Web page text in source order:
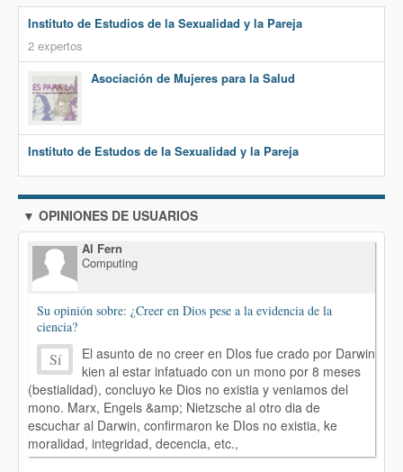
Instituto de Estudios de la Sexualidad y la Pareja
2 expertos
Asociación de Mujeres para la Salud
Instituto de Estudos de la Sexualidad y la Pareja
▼ OPINIONES DE USUARIOS
Al Fern
Computing
Su opinión sobre: ¿Creer en Dios pese a la evidencia de la
ciencia?
Sí
El asunto de no creer en DIos fue crado por Darwin
kien al estar infatuado con un mono por 8 meses
(bestialidad), concluyo ke Dios no existia y veniamos del
mono. Marx, Engels &amp; Nietzsche al otro dia de
escuchar al Darwin, confirmaron ke DIos no existia, ke
moralidad, integridad, decencia, etc.,